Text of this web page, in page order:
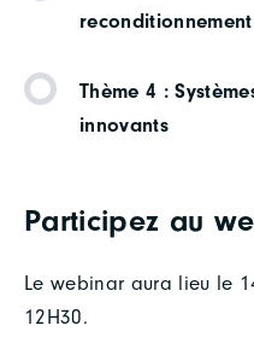
Thème 4 :
innovants
Participez au
Le webinar aura lieu le
12H30.